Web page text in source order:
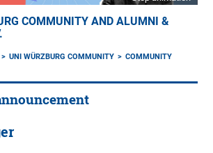
COMMUNITY AND ALUMNI &
UNI WÜRZBURG COMMUNITY
COMMUNITY